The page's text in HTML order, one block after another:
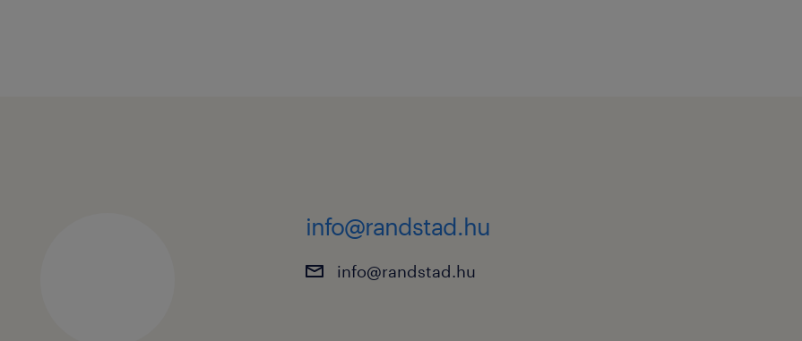
info@randstad.hu
info@randstad.hu